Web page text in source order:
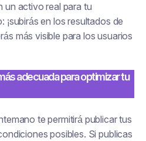
un activo real para tu
en los resultados de
más visible para los usuarios
adecuada para optimizar tu
te permitirá publicar tus
posibles. Si publicas